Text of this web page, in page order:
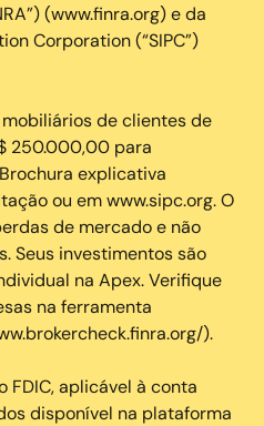
(www.finra.org) e da
Corporation (“SIPC”)
de clientes de
250.000,00 para
explicativa
ou em www.sipc.org. O
de mercado e não
Seus investimentos são
na Apex. Verifique
na ferramenta
).
aplicável à conta
disponível na plataforma